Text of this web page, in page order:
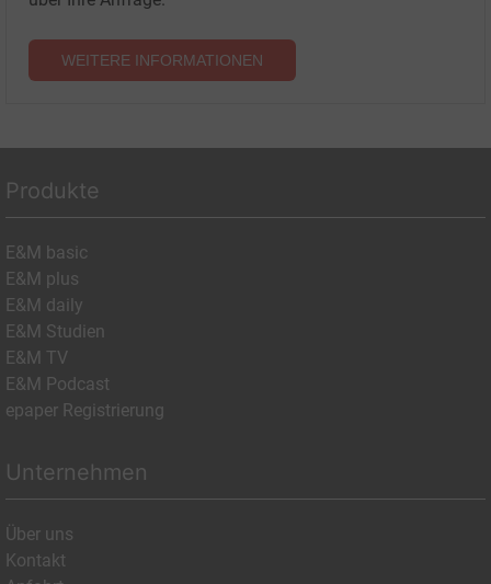
WEITERE INFORMATIONEN
Produkte
E&M basic
E&M plus
E&M daily
E&M Studien
E&M TV
E&M Podcast
epaper Registrierung
Unternehmen
Über uns
Kontakt